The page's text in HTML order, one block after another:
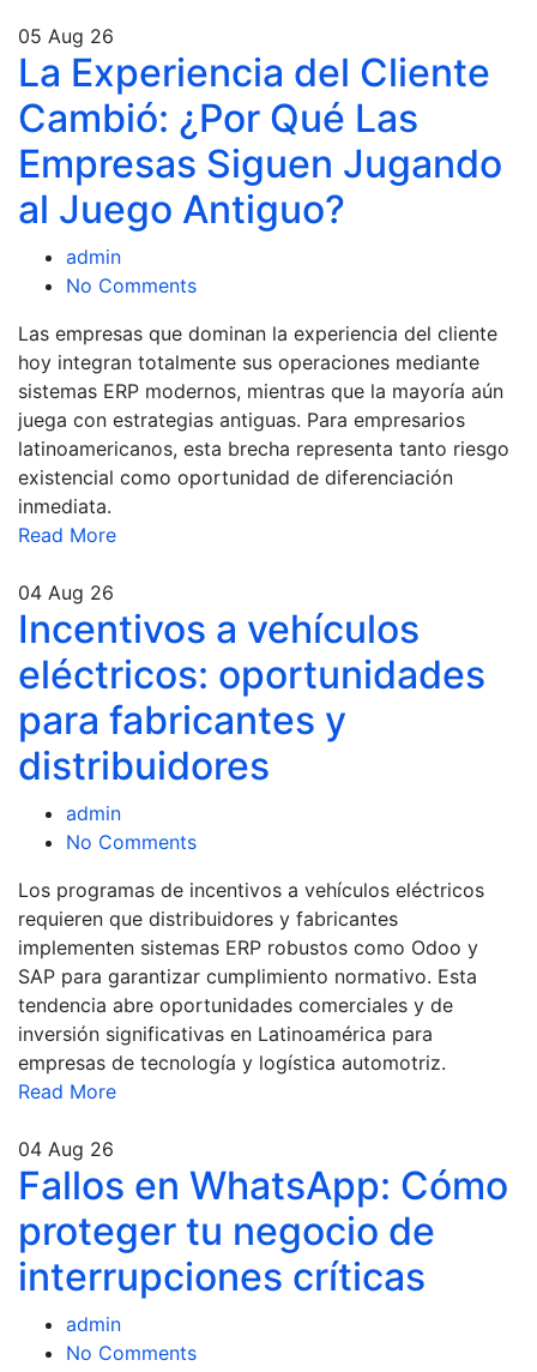
05 Aug 26
La Experiencia del Cliente
Cambió: ¿Por Qué Las
Empresas Siguen Jugando
al Juego Antiguo?
admin
No Comments
Las empresas que dominan la experiencia del cliente
hoy integran totalmente sus operaciones mediante
sistemas ERP modernos, mientras que la mayoría aún
juega con estrategias antiguas. Para empresarios
latinoamericanos, esta brecha representa tanto riesgo
existencial como oportunidad de diferenciación
inmediata.
Read More
04 Aug 26
Incentivos a vehículos
eléctricos: oportunidades
para fabricantes y
distribuidores
admin
No Comments
Los programas de incentivos a vehículos eléctricos
requieren que distribuidores y fabricantes
implementen sistemas ERP robustos como Odoo y
SAP para garantizar cumplimiento normativo. Esta
tendencia abre oportunidades comerciales y de
inversión significativas en Latinoamérica para
empresas de tecnología y logística automotriz.
Read More
04 Aug 26
Fallos en WhatsApp: Cómo
proteger tu negocio de
interrupciones críticas
admin
No Comments